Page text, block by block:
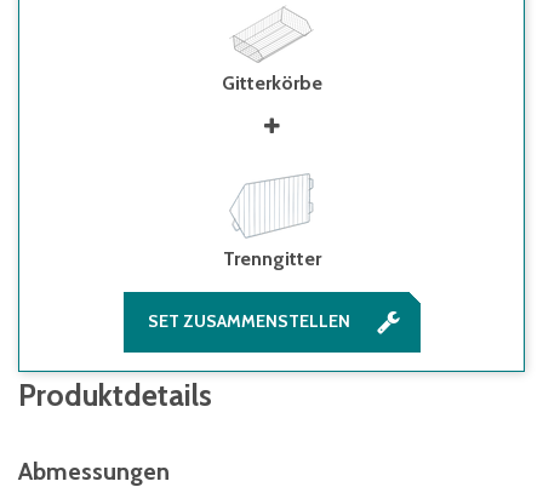
Gitterkörbe
Trenngitter
SET ZUSAMMENSTELLEN
Produktdetails
Abmessungen